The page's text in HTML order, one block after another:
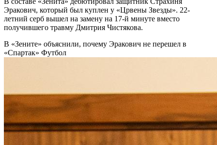
Эракович, который был куплен у «Црвены Звезды». 22-
летний серб вышел на замену на 17-й минуте вместо
получившего травму Дмитрия Чистякова.
В «Зените» объяснили, почему Эракович не перешел в
«Спартак» Футбол